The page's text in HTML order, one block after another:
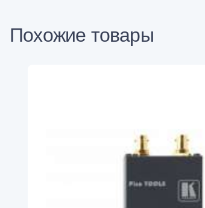
Похожие товары